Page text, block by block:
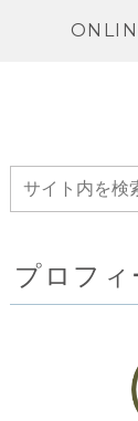
プロフィ